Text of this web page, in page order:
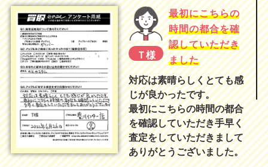
Ｔ様
最初にこちらの
時間の都合を確
認していただき
ました
対応は素晴らしくとても感
じが良かったです。
最初にこちらの時間の都合
を確認していただき手早く
査定をしていただきまして
ありがとうございました。